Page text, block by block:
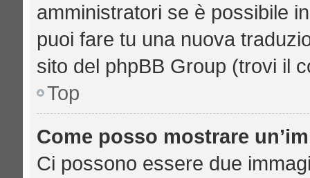
amministratori se è possibile
puoi fare tu una nuova
sito del phpBB Group (trovi il
Top
Come posso mostrare
Ci possono essere due